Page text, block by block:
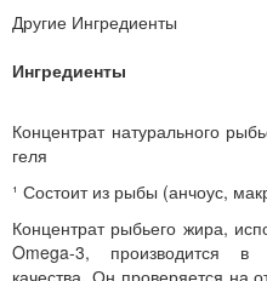
Другие Ингредиенты
Ингредиенты
Концентрат натурального
геля
¹ Состоит из рыбы (анчоус,
Концентрат рыбьего жира,
Omega-3, производится в
качества. Он проверяется на